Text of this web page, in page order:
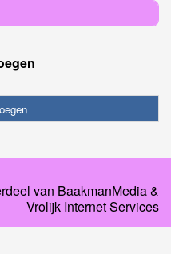
van BaakmanMedia&
Vrolijk Internet Services